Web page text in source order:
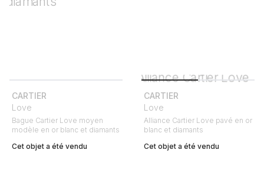
CARTIER
Love
Bague Cartier Love moyen
modèle en or blanc et diamants
Cet objet a été vendu
CARTIER
Love
Alliance Cartier Love pavé en or
blanc et diamants
Cet objet a été vendu